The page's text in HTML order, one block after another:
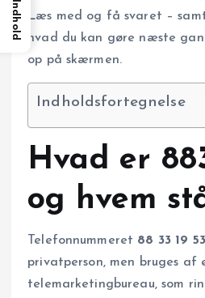
Læs med og få svaret –
hvad du kan gøre næste
op på skærmen.
Indholdsfortegnelse
Hvad er
og hvem
Telefonnummeret 88 33 19 53
privatperson, men bruges af
telemarketingbureau, som
Indhold